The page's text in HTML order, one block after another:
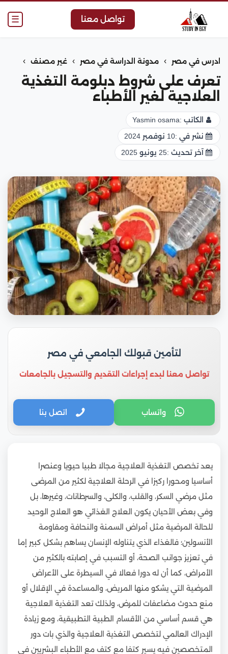
☰ تواصل معنا
ادرس في مصر › مدونة الدراسة في مصر › غير مصنف ›
تعرف على شروط دبلومة التغذية
العلاجية لغير الأطباء
الكاتب :Yasmin osama
نشر في :10 نوفمبر 2024
آخر تحديث :25 يونيو 2025
لتأمين قبولك الجامعي في مصر
تواصل معنا لبدء إجراءات التقديم والتسجيل بالجامعات
واتساب اتصل بنا
يعد تخصص التغذية العلاجية مجالا طبيا حيويا وعنصرا
أساسيا ومحورا ركيزا في الرحلة العلاجية لكثير من المرضى
مثل مرضي السكر، والقلب، والكلى، والسرطانات، وغيرها، بل
وفي بعض الأحيان يكون العلاج الغذائي هو العلاج الوحيد
للحالة المرضية مثل أمراض السمنة والنحافة ومقاومة
الأنسولين؛ فالغذاء الذي يتناوله الإنسان يساهم بشكل كبير إما
في تعزيز جوانب الصحة، أو التسبب في إصابته بالكثير من
الأمراض، كما أن له دورا فعالا في السيطرة على الأعراض
المرضية التي يشكو منها المريض، والمساعدة في الإقلال أو
منع حدوث مضاعفات للمرض، ولذلك تعد التغذية العلاجية
هي قسم أساسي من الأقسام الطبية التطبيقية، ومع زيادة
الإدراك العالمي لتخصص التغذية العلاجية والذي بات دور
المتخصصين فيه يسير كتفا مع كتف مع الأطباء البشريين في